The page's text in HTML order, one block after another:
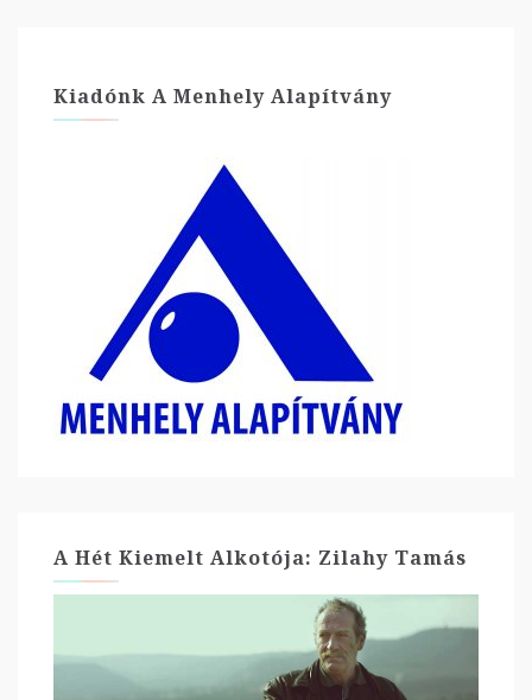
Kiadónk A Menhely Alapítvány
A Hét Kiemelt Alkotója: Zilahy Tamás